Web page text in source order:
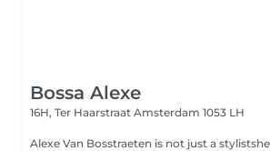
Bossa Alexe
16H, Ter Haarstraat Amsterdam 1053 LH
Alexe Van Bosstraeten is not just a